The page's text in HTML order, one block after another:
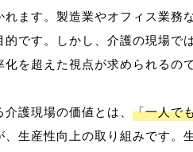
れます。製造業やオフィス業
的です。しかし、介護の現場で
を超えた視点が求められるので
護現場の価値とは、 「一人で
、生産性向上の取り組みです。